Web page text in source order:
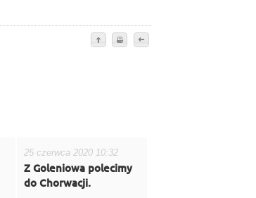
25 czerwca 2020 10:32
Z Goleniowa polecimy
do Chorwacji.